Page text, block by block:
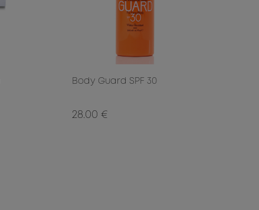
Body Guard SPF 30
28.00 €